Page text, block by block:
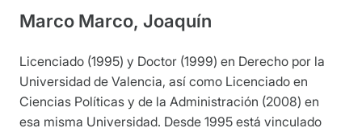
Marco Marco, Joaquín
Licenciado (1995) y Doctor (1999) en Derecho por la
Universidad de Valencia, así como Licenciado en
Ciencias Políticas y de la Administración (2008) en
esa misma Universidad. Desde 1995 está vinculado